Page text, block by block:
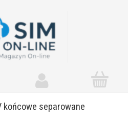
końcowe separowane